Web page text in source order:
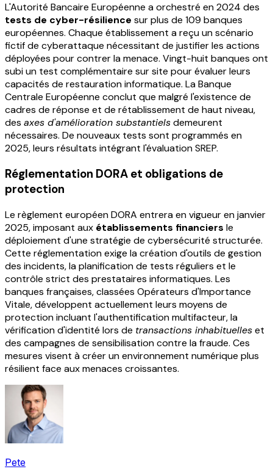
L'Autorité Bancaire Européenne a orchestré en 2024 des
tests de cyber-résilience sur plus de 109 banques
européennes. Chaque établissement a reçu un scénario
fictif de cyberattaque nécessitant de justifier les actions
déployées pour contrer la menace. Vingt-huit banques ont
subi un test complémentaire sur site pour évaluer leurs
capacités de restauration informatique. La Banque
Centrale Européenne conclut que malgré l'existence de
cadres de réponse et de rétablissement de haut niveau,
des axes d'amélioration substantielsdemeurent
nécessaires. De nouveaux tests sont programmés en
2025, leurs résultats intégrant l'évaluation SREP.
Réglementation DORA et obligations de
protection
Le règlement européen DORA entrera en vigueur en janvier
2025, imposant aux établissements financiers le
déploiement d'une stratégie de cybersécurité structurée.
Cette réglementation exige la création d'outils de gestion
des incidents, la planification de tests réguliers et le
contrôle strict des prestataires informatiques. Les
banques françaises, classées Opérateurs d'Importance
Vitale, développent actuellement leurs moyens de
protection incluant l'authentification multifacteur, la
vérification d'identité lors de transactions inhabituelleset
des campagnes de sensibilisation contre la fraude. Ces
mesures visent à créer un environnement numérique plus
résilient face aux menaces croissantes.
Pete